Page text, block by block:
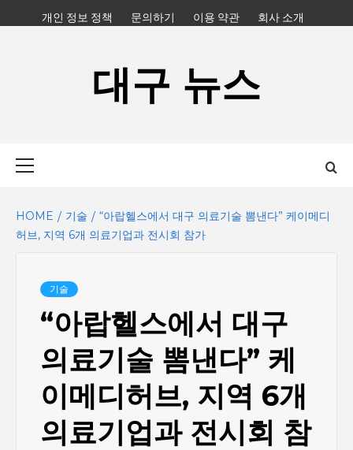
to
개인 정보 정책 문의하기 이용 약관 회사 소개
대구 뉴스
HOME 기술
“아랍헬스에서 대구 의료기술 뽐낸다” 케이메디
허브, 지역 6개 의료기업과 전시회 참가
기술
“아랍헬스에서 대구
의료기술 뽐낸다” 케
이메디허브, 지역 6개
의료기업과 전시회 참